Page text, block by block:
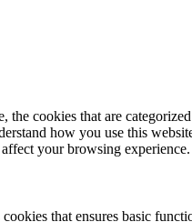
cookies that are
how you use this
your browsing experience.
that ensures basic